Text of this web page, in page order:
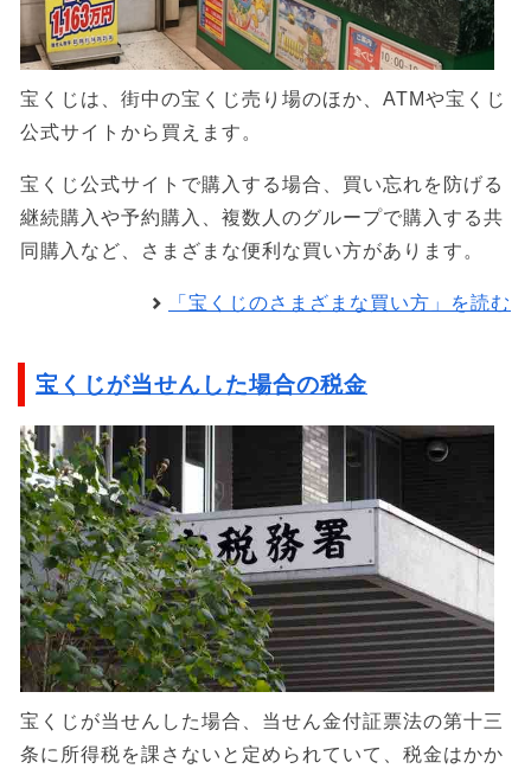
宝くじは、街中の宝くじ売り場のほか、ATMや宝くじ
公式サイトから買えます。
宝くじ公式サイトで購入する場合、買い忘れを防げる
継続購入や予約購入、複数人のグループで購入する共
同購入など、さまざまな便利な買い方があります。
「宝くじのさまざまな買い方」を読む
宝くじが当せんした場合の税金
宝くじが当せんした場合、当せん金付証票法の第十三
条に所得税を課さないと定められていて、税金はかか